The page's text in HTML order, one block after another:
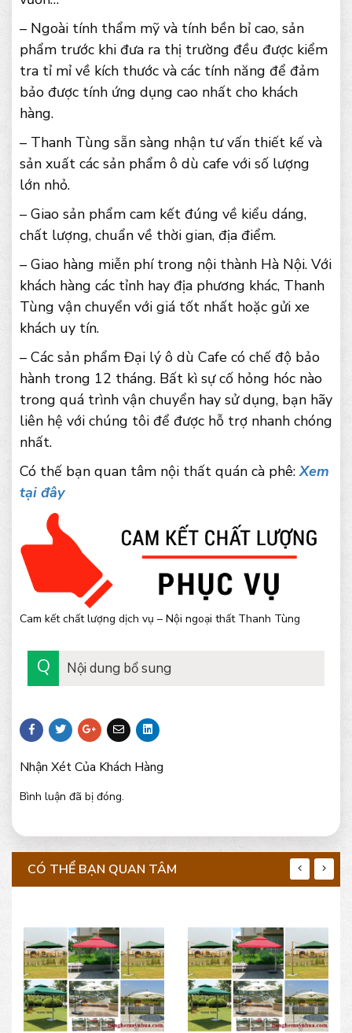
– Ngoài tính thẩm mỹ và tính bền bỉ cao, sản
phẩm trước khi đưa ra thị trường đều được kiểm
tra tỉ mỉ về kích thước và các tính năng để đảm
bảo được tính ứng dụng cao nhất cho khách
hàng.
– Thanh Tùng sẵn sàng nhận tư vấn thiết kế và
sản xuất các sản phẩm ô dù cafe với số lượng
lớn nhỏ.
– Giao sản phẩm cam kết đúng về kiểu dáng,
chất lượng, chuẩn về thời gian, địa điểm.
– Giao hàng miễn phí trong nội thành Hà Nội. Với
khách hàng các tỉnh hay địa phương khác, Thanh
Tùng vận chuyển với giá tốt nhất hoặc gửi xe
khách uy tín.
– Các sản phẩm Đại lý ô dù Cafe có chế độ bảo
hành trong 12 tháng. Bất kì sự cố hỏng hóc nào
trong quá trình vận chuyển hay sử dụng, bạn hãy
liên hệ với chúng tôi để được hỗ trợ nhanh chóng
nhất.
Có thế bạn quan tâm nội thất quán cà phê:Xem
tại đây
Cam kết chất lượng dịch vụ – Nội ngoại thất Thanh Tùng
Nội dung bổ sung
Nhận Xét Của Khách Hàng
Bình luận đã bị đóng.
CÓ THỂ BẠN QUAN TÂM